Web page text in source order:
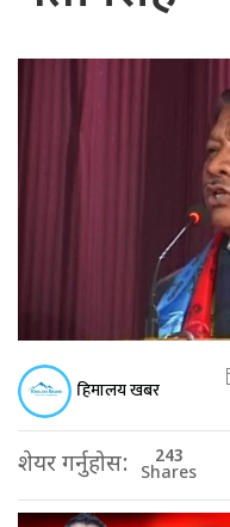
हिमालय खबर
शेयर गर्नुहोस: 243
Shares